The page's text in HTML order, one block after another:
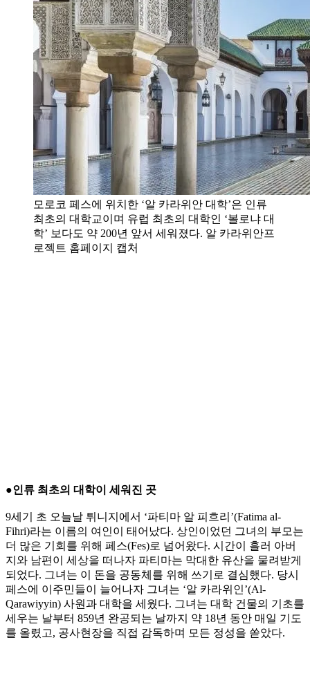
모로코 페스에 위치한 ‘알 카라위안 대학’은 인류
최초의 대학교이며 유럽 최초의 대학인 ‘볼로냐 대
학’ 보다도 약 200년 앞서 세워졌다. 알 카라위안프
로젝트 홈페이지 캡처
●인류 최초의 대학이 세워진 곳
9세기 초 오늘날 튀니지에서 ‘파티마 알 피흐리’(Fatima al-
Fihri)라는 이름의 여인이 태어났다. 상인이었던 그녀의 부모는
더 많은 기회를 위해 페스(Fes)로 넘어왔다. 시간이 흘러 아버
지와 남편이 세상을 떠나자 파티마는 막대한 유산을 물려받게
되었다. 그녀는 이 돈을 공동체를 위해 쓰기로 결심했다. 당시
페스에 이주민들이 늘어나자 그녀는 ‘알 카라위인’(Al-
Qarawiyyin) 사원과 대학을 세웠다. 그녀는 대학 건물의 기초를
세우는 날부터 859년 완공되는 날까지 약 18년 동안 매일 기도
를 올렸고, 공사현장을 직접 감독하며 모든 정성을 쏟았다.